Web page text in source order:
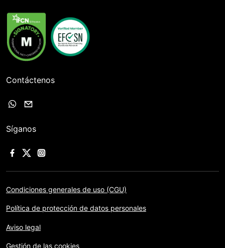
Contáctenos
Síganos
Condiciones generales de uso (CGU)
Política de protección de datos personales
Aviso legal
Gestión de las cookies